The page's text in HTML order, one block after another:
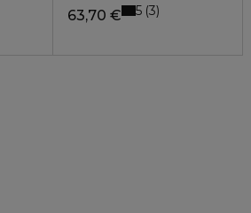
63,70 € 5 3